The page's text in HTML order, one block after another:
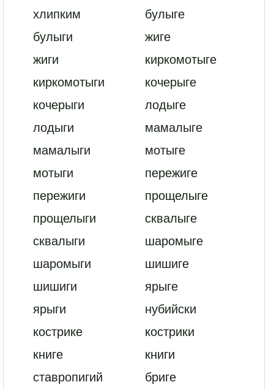
хлипким
булыге
булыги
жиге
жиги
киркомотыге
киркомотыги
кочерыге
кочерыги
лодыге
лодыги
мамалыге
мамалыги
мотыге
мотыги
пережиге
пережиги
прощелыге
прощелыги
сквалыге
сквалыги
шаромыге
шаромыги
шишиге
шишиги
ярыге
ярыги
нубийски
кострике
кострики
книге
книги
ставропигий
бриге